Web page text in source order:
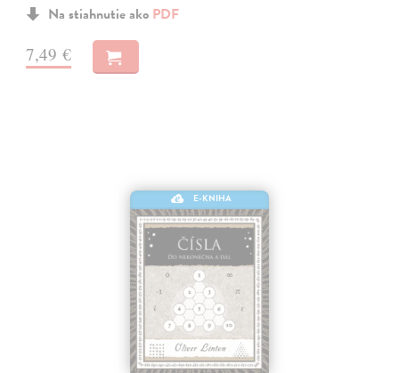
Na stiahnutie ako PDF
7,49 €
E-KNIHA